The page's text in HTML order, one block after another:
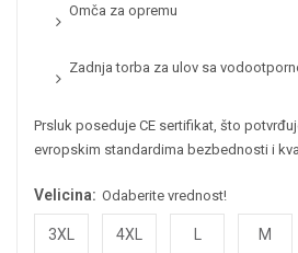
Omča za opremu
Zadnja torba za ulov sa
Prsluk poseduje CE sertifikat, što
evropskim standardima bezbednosti i
Velicina: Odaberite vrednost!
3XL 4XL M